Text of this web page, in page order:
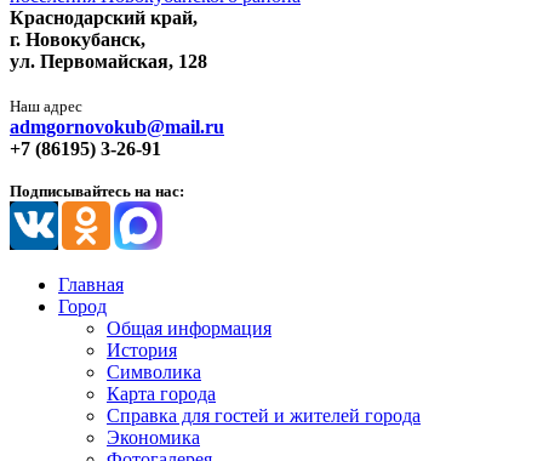
Краснодарский край,
г. Новокубанск,
ул. Первомайская, 128
Наш адрес
admgornovokub@mail.ru
+7 (86195) 3-26-91
Подписывайтесь на нас:
Главная
Город
Общая информация
История
Символика
Карта города
Справка для гостей и жителей города
Экономика